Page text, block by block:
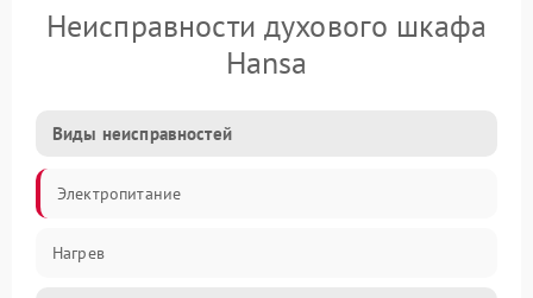
Неисправности духового шкафа
Hansa
Виды неисправностей
Электропитание
Нагрев